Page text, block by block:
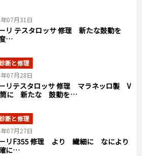
07月31日
リ テスタロッサ 修理 新たな鼓動を
…
断と修理
07月28日
リテスタロッサ 修理 マラネッロ製 V
筒に 新たな 鼓動を…
断と修理
07月27日
リF355 修理 より 繊細に なにより
に…